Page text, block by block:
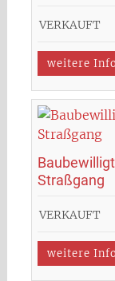
VERKAUFT
weitere
Straßgang
VERKAUFT
weitere